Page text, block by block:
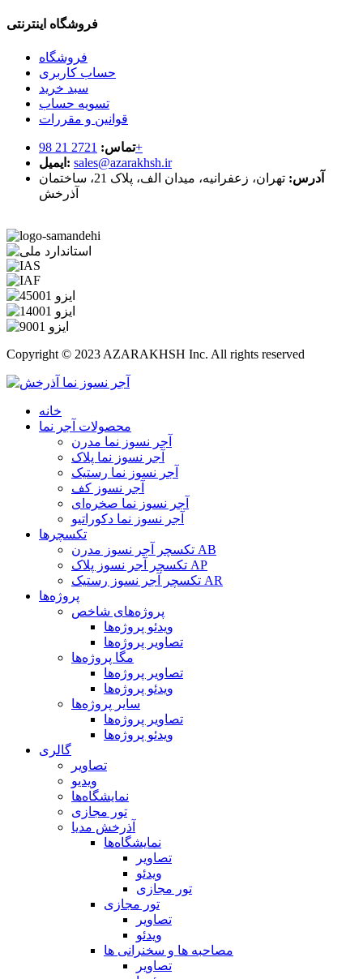
فروشگاه اینترنتی
فروشگاه
حساب کاربری
سبد خرید
تسویه حساب
قوانین و مقررات
تماس:2721 21 98+
ایمیل: sales@azarakhsh.ir
آدرس:
تهران، زعفرانیه، میدان الف، پلاک 21، ساختمان
آذرخش
Copyright © 2023 AZARAKHSH Inc. All rights reserved
خانه
محصولات آجر نما
آجر نسوز نما مدرن
آجر نسوز نما پلاک
آجر نسوز نما رستیک
آجر نسوز کف
آجر نسوز نما صخره‌ای
آجر نسوز نما دکوراتیو
تکسچرها
تکسچر آجر نسوز مدرن AB
تکسچر آجر نسوز پلاک AP
تکسچر آجر نسوز رستیک AR
پروژه‌ها
پروژه‌های شاخص
ویدئو پروژه‌ها
تصاویر پروژه‌ها
مگا پروژه‌ها
تصاویر پروژه‌ها
ویدئو پروژه‌ها
سایر پروژه‌ها
تصاویر پروژه‌ها
ویدئو پروژه‌ها
گالری
تصاویر
ویدیو
نمایشگاه‌ها
تور مجازی
آذرخش مدیا
نمایشگاه‌ها
تصاویر
ویدئو
تور مجازی
تور مجازی
تصاویر
ویدئو
مصاحبه ها و سخنرانی ها
تصاویر